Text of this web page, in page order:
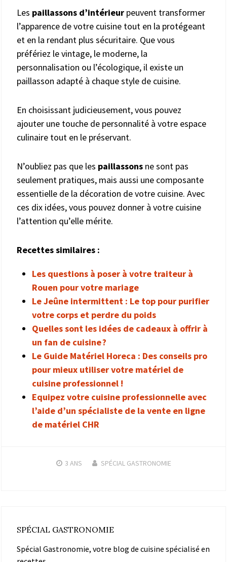
Les paillassons d’intérieur peuvent transformer
l’apparence de votre cuisine tout en la protégeant
et en la rendant plus sécuritaire. Que vous
préfériez le vintage, le moderne, la
personnalisation ou l’écologique, il existe un
paillasson adapté à chaque style de cuisine.
En choisissant judicieusement, vous pouvez
ajouter une touche de personnalité à votre espace
culinaire tout en le préservant.
N’oubliez pas que les paillassons ne sont pas
seulement pratiques, mais aussi une composante
essentielle de la décoration de votre cuisine. Avec
ces dix idées, vous pouvez donner à votre cuisine
l’attention qu’elle mérite.
Recettes similaires :
Les questions à poser à votre traiteur à
Rouen pour votre mariage
Le Jeûne intermittent : Le top pour purifier
votre corps et perdre du poids
Quelles sont les idées de cadeaux à offrir à
un fan de cuisine ?
Le Guide Matériel Horeca : Des conseils pro
pour mieux utiliser votre matériel de
cuisine professionnel !
Equipez votre cuisine professionnelle avec
l’aide d’un spécialiste de la vente en ligne
de matériel CHR
3 ANS SPÉCIAL GASTRONOMIE
SPÉCIAL GASTRONOMIE
Spécial Gastronomie, votre blog de cuisine spécialisé en